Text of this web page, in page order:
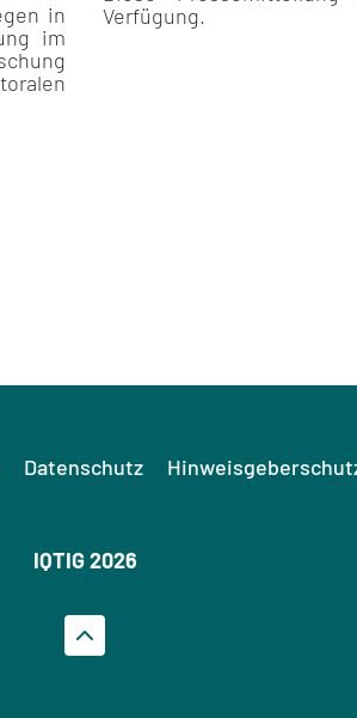
in
im
Verfügung.
Datenschutz
IQTIG 2026